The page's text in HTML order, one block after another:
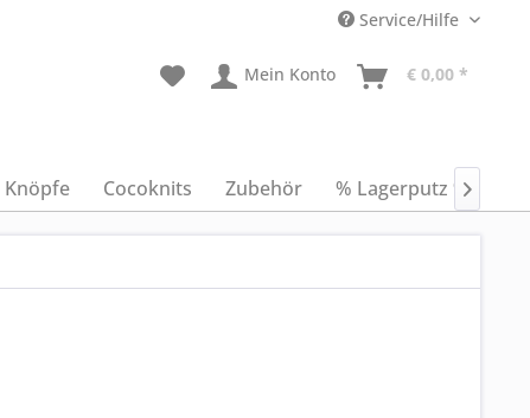
Service/Hilfe
Mein Konto € 0,00 *
Knöpfe Cocoknits Zubehör % Lagerputz %